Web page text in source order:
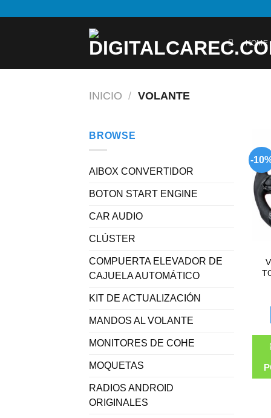
HOME
INICIO / VOLANTE
BROWSE
AIBOX CONVERTIDOR
BOTON START ENGINE
CAR AUDIO
CLÚSTER
COMPUERTA ELEVADOR DE
CAJUELA AUTOMÁTICO
KIT DE ACTUALIZACIÓN
MANDOS AL VOLANTE
MONITORES DE COHE
MOQUETAS
RADIOS ANDROID
ORIGINALES
-